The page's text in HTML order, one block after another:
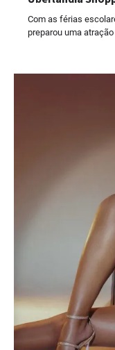
Com as férias
preparou uma